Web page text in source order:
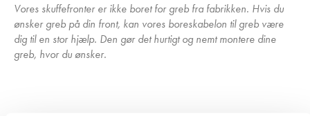
Vores skuffefronter er ikke boret for greb fra fabrikken. Hvis du
ønsker greb på din front, kan vores boreskabelon til greb være
dig til en stor hjælp. Den gør det hurtigt og nemt montere dine
greb, hvor du ønsker.